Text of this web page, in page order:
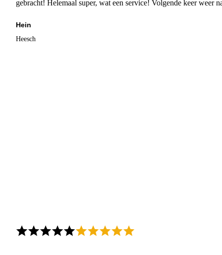
gebracht! Helemaal super, wat een service! Volgende keer weer
Hein
Heesch